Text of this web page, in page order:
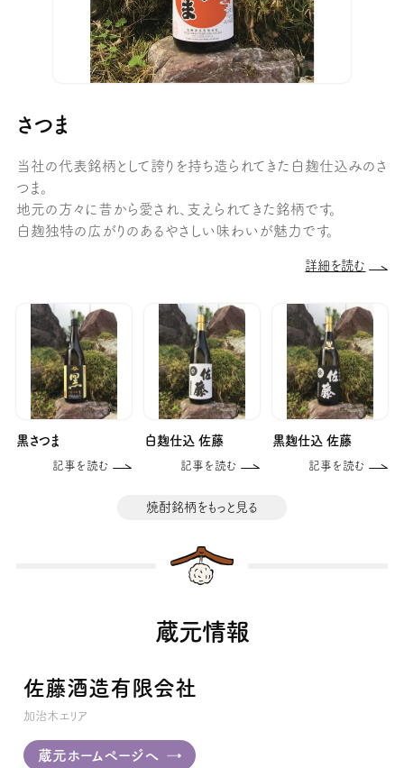
さつま
当社の代表銘柄として誇りを持ち造られてきた白麹仕込みのさ
つま。
地元の方々に昔から愛され、支えられてきた銘柄です。
白麹独特の広がりのあるやさしい味わいが魅力です。
詳細を読む
黒さつま
記事を読む
白麹仕込 佐藤
記事を読む
黒麹仕込 佐藤
記事を読む
焼酎銘柄をもっと見る
蔵元情報
佐藤酒造有限会社
加治木エリア
蔵元ホームページへ